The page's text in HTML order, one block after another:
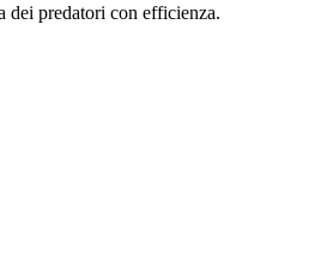
dei predatori con efficienza.